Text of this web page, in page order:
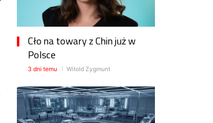
Cło na towary z Chin już w
Polsce
3 dni temu Witold Zygmunt